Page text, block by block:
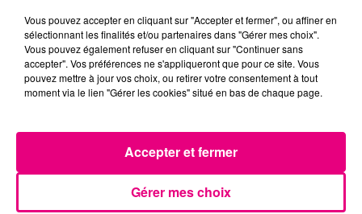
Vous pouvez accepter en cliquant sur "Accepter et fermer", ou affiner en
sélectionnant les finalités et/ou partenaires dans "Gérer mes choix".
Vous pouvez également refuser en cliquant sur "Continuer sans
accepter". Vos préférences ne s'appliqueront que pour ce site. Vous
pouvez mettre à jour vos choix, ou retirer votre consentement à tout
moment via le lien "Gérer les cookies" situé en bas de chaque page.
Gérer mes choix
Accepter et fermer